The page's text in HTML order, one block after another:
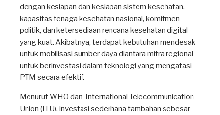
dengan kesiapan dan kesiapan sistem kesehatan,
kapasitas tenaga kesehatan nasional, komitmen
politik, dan ketersediaan rencana kesehatan digital
yang kuat. Akibatnya, terdapat kebutuhan mendesak
untuk mobilisasi sumber daya diantara mitra regional
untuk berinvestasi dalam teknologi yang mengatasi
PTM secara efektif.
Menurut WHO dan International Telecommunication
Union (ITU), investasi sederhana tambahan sebesar